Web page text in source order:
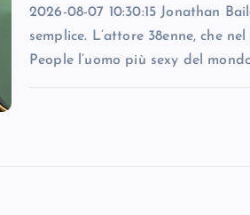
2026-08-07 10:30:15 Jonathan
semplice. L’attore 38enne, che
People l’uomo più sexy del